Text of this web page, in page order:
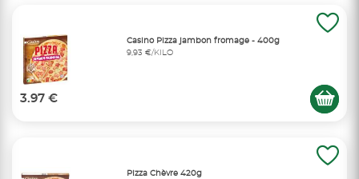
Casino Pizza jambon fromage - 400g
9,93 €/KILO
3.97 €
Pizza Chèvre 420g